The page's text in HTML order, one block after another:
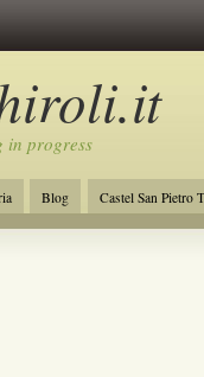
in progress
Blog
Castel San Pietro
Initiative of Change